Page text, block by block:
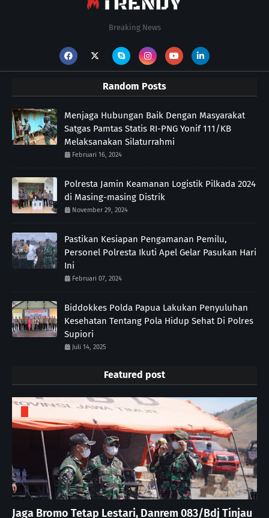
Breaking News
Random Posts
Menjaga Hubungan Baik Dengan Masyarakat
Satgas Pamtas Statis RI-PNG Yonif 111/KB
Melaksanakan Silaturrahmi
Februari 16, 2024
Polresta Jamin Keamanan Logistik Pilkada 2024
di Masing-masing Distrik
November 29, 2024
Pastikan Kesiapan Pengamanan Pemilu,
Personel Polresta Ikuti Apel Gelar Pasukan Hari
Ini
Februari 07, 2024
Biddokkes Polda Papua Lakukan Penyuluhan
Kesehatan Tentang Pola Hidup Sehat Di Polres
Supiori
Juli 14, 2025
Featured post
Jaga Bromo Tetap Lestari, Danrem 083/Bdj Tinjau